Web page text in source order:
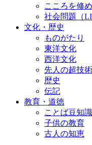
こころを修
社会問題（
文化・歴史
ものがたり
東洋文化
西洋文化
先人の超技術
歴史
伝記
教育・道徳
ことば豆知識
子供の教育
古人の知恵